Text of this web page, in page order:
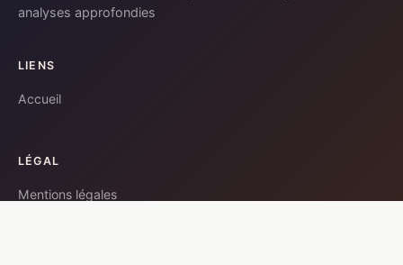
analyses approfondies
LIENS
Accueil
LÉGAL
Mentions légales